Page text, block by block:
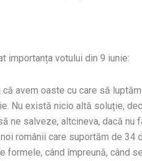
importanța votului din 9 iunie:
că avem oaste cu care să
Nu există nicio altă soluție,
ne salveze, altcineva, dacă
românii care suportăm de 34
formele, când împreună, când